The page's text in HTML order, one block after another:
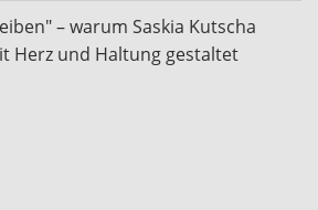
– warum Saskia Kutscha
Herz und Haltung gestaltet